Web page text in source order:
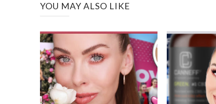
YOU MAY ALSO LIKE